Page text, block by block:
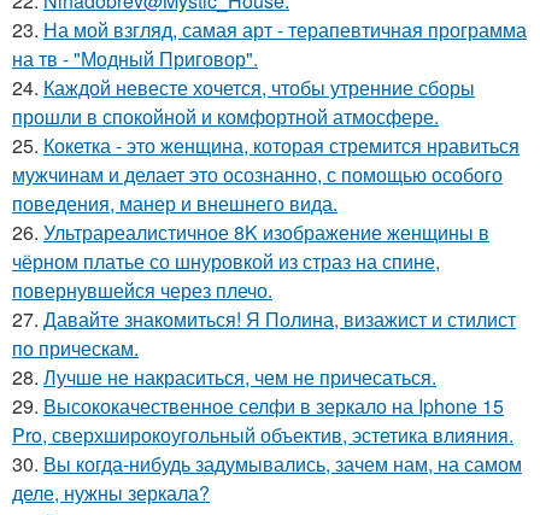
23. На мой взгляд, самая арт - терапевтичная программа
на тв - "Модный Приговор".
24. Каждой невесте хочется, чтобы утренние сборы
прошли в спокойной и комфортной атмосфере.
25. Кокетка - это женщина, которая стремится нравиться
мужчинам и делает это осознанно, с помощью особого
поведения, манер и внешнего вида.
26. Ультрареалистичное 8K изображение женщины в
чёрном платье со шнуровкой из страз на спине,
повернувшейся через плечо.
27. Давайте знакомиться! Я Полина, визажист и стилист
по прическам.
28. Лучше не накраситься, чем не причесаться.
29. Высококачественное селфи в зеркало на Iphone 15
Pro, сверхширокоугольный объектив, эстетика влияния.
30. Вы когда-нибудь задумывались, зачем нам, на самом
деле, нужны зеркала?